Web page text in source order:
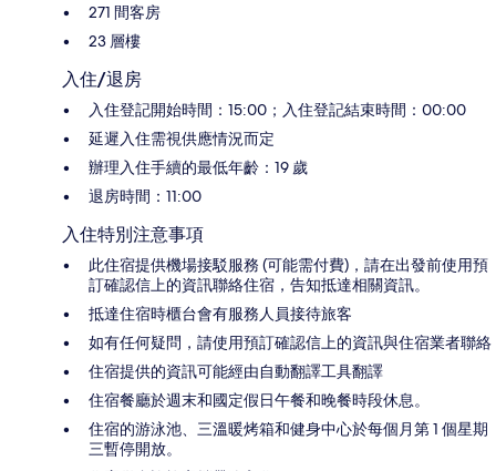
271 間客房
23 層樓
入住/退房
入住登記開始時間：15:00；入住登記結束時間：00:00
延遲入住需視供應情況而定
辦理入住手續的最低年齡：19 歲
退房時間：11:00
入住特別注意事項
此住宿提供機場接駁服務 (可能需付費)，請在出發前使用預
訂確認信上的資訊聯絡住宿，告知抵達相關資訊。
抵達住宿時櫃台會有服務人員接待旅客
如有任何疑問，請使用預訂確認信上的資訊與住宿業者聯絡
住宿提供的資訊可能經由自動翻譯工具翻譯
住宿餐廳於週末和國定假日午餐和晚餐時段休息。
住宿的游泳池、三溫暖烤箱和健身中心於每個月第 1 個星期
三暫停開放。